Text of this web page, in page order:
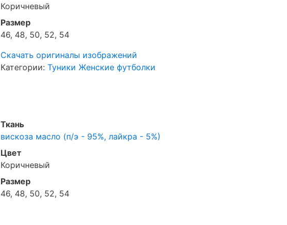
Коричневый
Размер
46, 48, 50, 52, 54
Скачать оригиналы изображений
Категории: Туники Женские футболки
Ткань
вискоза масло (п/э - 95%, лайкра - 5%)
Цвет
Коричневый
Размер
46, 48, 50, 52, 54